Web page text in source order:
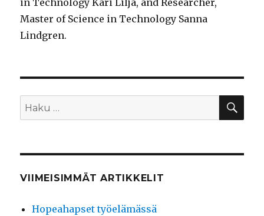
in Technology Kari Lilja, and Researcher,
Master of Science in Technology Sanna
Lindgren.
Etsi:
VIIMEISIMMÄT ARTIKKELIT
Hopeahapset työelämässä